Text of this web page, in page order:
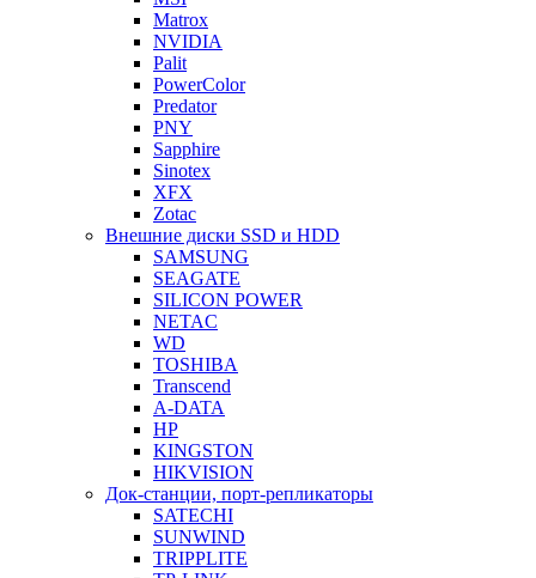
Matrox
NVIDIA
Palit
PowerColor
Predator
PNY
Sapphire
Sinotex
XFX
Zotac
Внешние диски SSD и HDD
SAMSUNG
SEAGATE
SILICON POWER
NETAC
WD
TOSHIBA
Transcend
A-DATA
HP
KINGSTON
HIKVISION
Док-станции, порт-репликаторы
SATECHI
SUNWIND
TRIPPLITE